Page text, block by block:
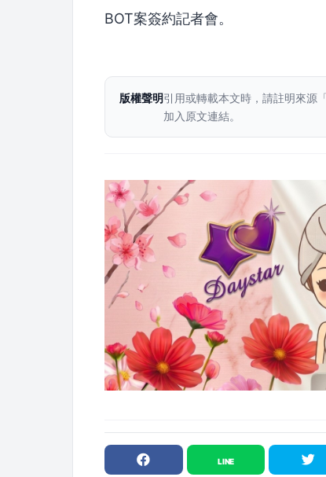
BOT案簽約記者會。
版權聲明引用或轉載本文時，請註明來源
加入原文連結。